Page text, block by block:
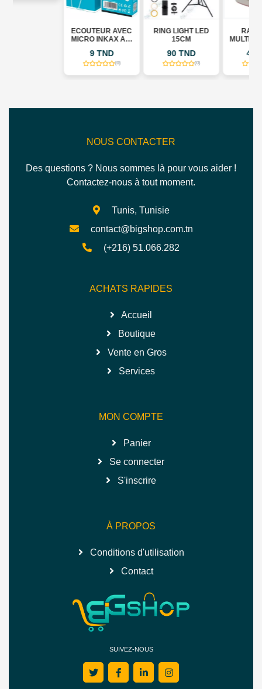
ECOUTEUR AVEC
MICRO INKAX AE-
RING LIGHT LED
15CM
RALLONGE
MULTIPRISE AVEC
3 TYPE C - BLANC
NOUS CONTACTER
Des questions ? Nous sommes là pour vous aider !
Contactez-nous à tout moment.
Tunis, Tunisie
contact@bigshop.com.tn
(+216) 51.066.282
ACHATS RAPIDES
Accueil
Boutique
Vente en Gros
Services
MON COMPTE
Panier
Se connecter
S'inscrire
À PROPOS
Conditions d'utilisation
Contact
SUIVEZ-NOUS